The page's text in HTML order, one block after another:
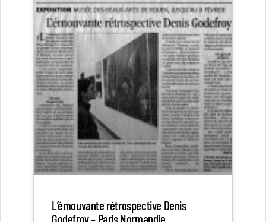
L’émouvante rétrospective Denis
Godefroy – Paris Normandie